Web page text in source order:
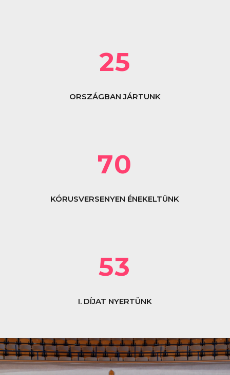
25
ORSZÁGBAN JÁRTUNK
70
KÓRUSVERSENYEN ÉNEKELTÜNK
53
I. DÍJAT NYERTÜNK